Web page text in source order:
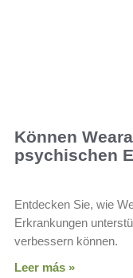
Können
psychischen
Entdecken Sie, wie
Erkrankungen
verbessern können.
Leer más »